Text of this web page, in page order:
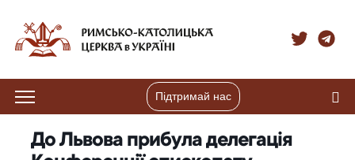
Підтримай нас
До Львова прибула делегація